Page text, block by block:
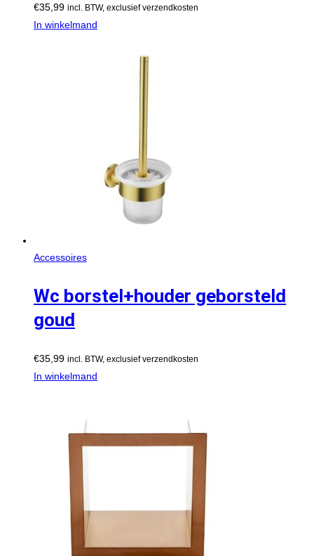
€35,99 incl. BTW, exclusief verzendkosten
In winkelmand
Accessoires
Wc borstel+houder geborsteld
goud
€35,99 incl. BTW, exclusief verzendkosten
In winkelmand